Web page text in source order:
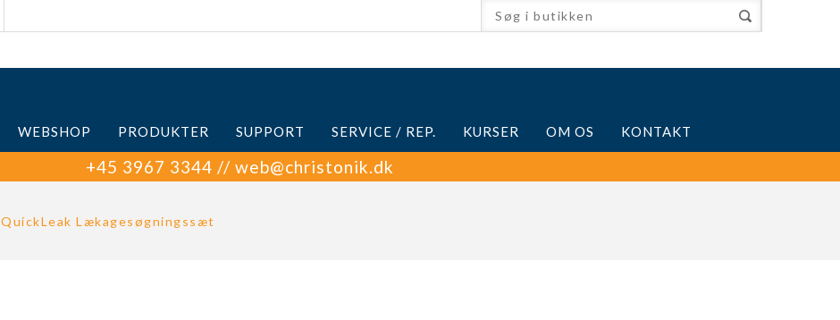
WEBSHOP PRODUKTER SUPPORT SERVICE / REP. KURSER OM OS KONTAKT
+45 3967 3344 // web@christonik.dk
QuickLeak Lækagesøgningssæt